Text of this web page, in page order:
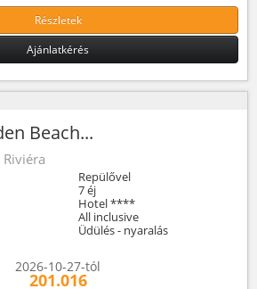
Részletek
Ajánlatkérés
Beach...
Repülővel
7 éj
Hotel ****
All inclusive
Üdülés - nyaralás
2026-10-27-tól
201.016